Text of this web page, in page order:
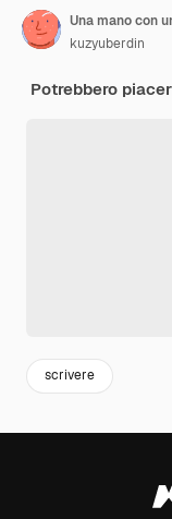
Una mano con
kuzyuberdin
Potrebbero
scrivere